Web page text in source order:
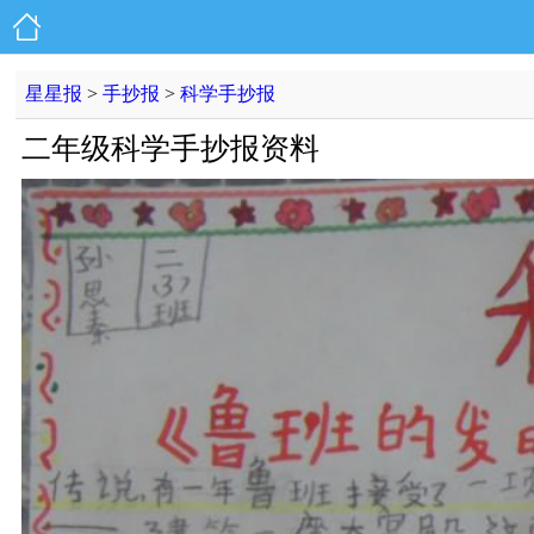
星星报 >手抄报 >科学手抄报
二年级科学手抄报资料